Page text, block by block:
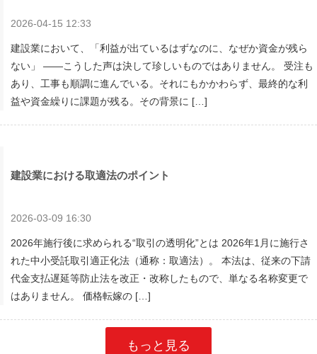
2026-04-15 12:33
建設業において、「利益が出ているはずなのに、なぜか資金が残ら
ない」 ――こうした声は決して珍しいものではありません。 受注も
あり、工事も順調に進んでいる。それにもかかわらず、最終的な利
益や資金繰りに課題が残る。その背景に […]
建設業における取適法のポイント
2026-03-09 16:30
2026年施行後に求められる“取引の透明化”とは 2026年1月に施行さ
れた中小受託取引適正化法（通称：取適法）。 本法は、従来の下請
代金支払遅延等防止法を改正・改称したもので、単なる名称変更で
はありません。 価格転嫁の […]
もっと見る